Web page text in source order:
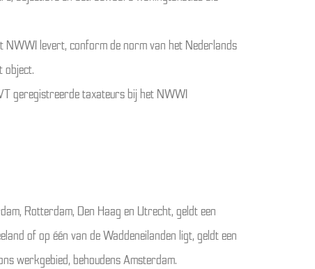
NWWI levert, conform de norm van het Nederlands
object.
geregistreerde taxateurs bij het NWWI
Rotterdam, Den Haag en Utrecht, geldt een
of op één van de Waddeneilanden ligt, geldt een
werkgebied, behoudens Amsterdam.